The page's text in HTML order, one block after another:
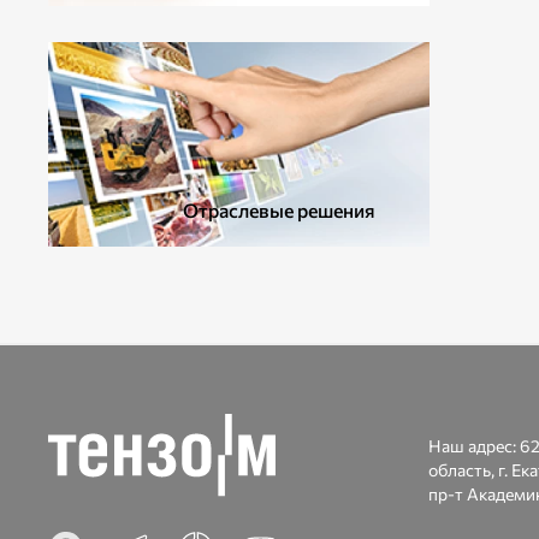
Отраслевые решения
Наш адрес:
область, г.
пр-т